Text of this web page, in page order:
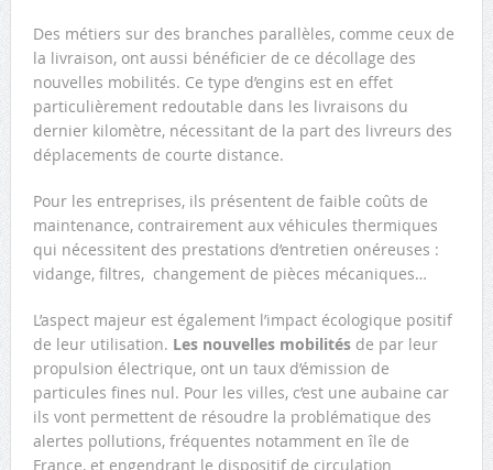
Des métiers sur des branches parallèles, comme ceux de
la livraison, ont aussi bénéficier de ce décollage des
nouvelles mobilités. Ce type d’engins est en effet
particulièrement redoutable dans les livraisons du
dernier kilomètre, nécessitant de la part des livreurs des
déplacements de courte distance.
Pour les entreprises, ils présentent de faible coûts de
maintenance, contrairement aux véhicules thermiques
qui nécessitent des prestations d’entretien onéreuses :
vidange, filtres, changement de pièces mécaniques…
L’aspect majeur est également l’impact écologique positif
de leur utilisation. Les nouvelles mobilités de par leur
propulsion électrique, ont un taux d’émission de
particules fines nul. Pour les villes, c’est une aubaine car
ils vont permettent de résoudre la problématique des
alertes pollutions, fréquentes notamment en île de
France, et engendrant le dispositif de circulation